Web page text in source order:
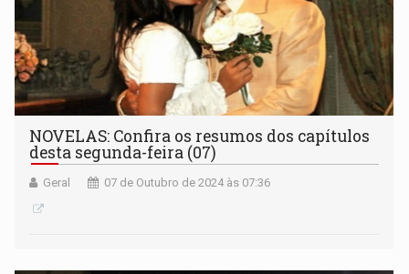
NOVELAS: Confira os resumos dos capítulos
desta segunda-feira (07)
Geral 07 de Outubro de 2024 às 07:36